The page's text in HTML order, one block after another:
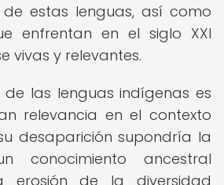
estas lenguas, así como
enfrentan en el siglo XXI
vivas y relevantes.
de las lenguas indígenas es
relevancia en el contexto
desaparición supondría la
conocimiento ancestral
erosión de la diversidad